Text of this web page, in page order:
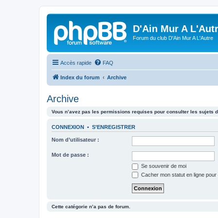
D'Ain Mur A
Forum du club D'Ain Mur A L'Autre
Accès rapide FAQ
Index du forum Archive
Archive
Vous n’avez pas les permissions requises pour consulter les sujets
CONNEXION • S’ENREGISTRER
Nom d’utilisateur :
Mot de passe :
Se souvenir de moi
Cacher mon statut en ligne
Cette catégorie n’a pas de forum.